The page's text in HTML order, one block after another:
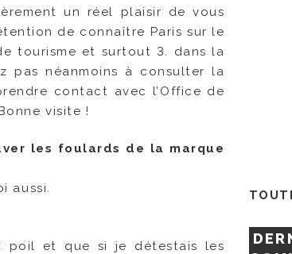
un réel plaisir de vous
de connaître Paris sur le
tourisme et surtout 3. dans la
pas néanmoins à consulter la
contact avec l’Office de
visite !
les foulards de la marque
aussi.
poil et que si je détestais les